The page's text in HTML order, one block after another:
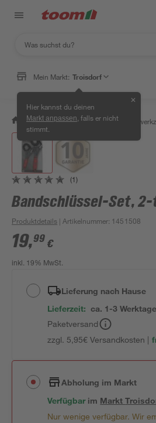
Mein Markt: Troisdorf
Hier kannst du deinen
Markt anpassen , falls er nicht
stimmt.
✕
/ Werkstatt & Maschinen /
(1)
Bandschlüssel-Set,
Produktdetails | Artikelnummer: 1451508
19,99 €
inkl. 19% MwSt.
Lieferung nach Hause
Lieferzeit: ca. 1-3 Werktage
Paketversand
zzgl. 5,95€ Versandkosten |
Abholung im Markt
Verfügbar im Markt
Nur wenige verfügbar. Wir